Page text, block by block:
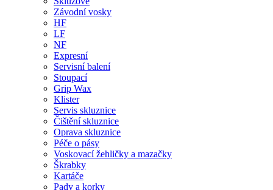
Závodní vosky
HF
LF
NF
Expresní
Servisní balení
Stoupací
Grip Wax
Klister
Servis skluznice
Čištění skluznice
Oprava skluznice
Péče o pásy
Voskovací žehličky a mazačky
Škrabky
Kartáče
Pady a korky